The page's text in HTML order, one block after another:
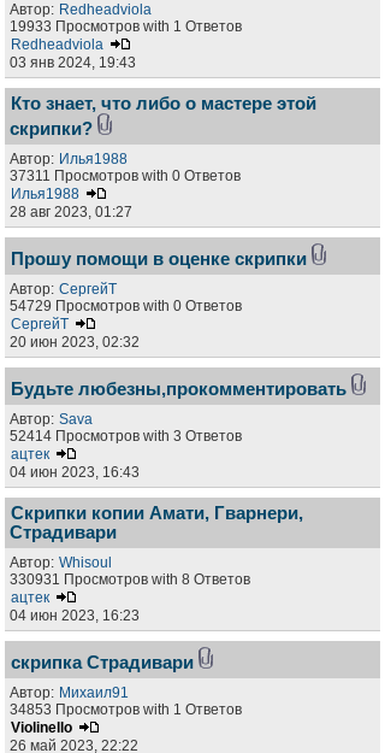
Автор: Redheadviola
19933 Просмотров with 1 Ответов
Redheadviola
03 янв 2024, 19:43
Кто знает, что либо о мастере этой
скрипки?
Автор: Илья1988
37311 Просмотров with 0 Ответов
Илья1988
28 авг 2023, 01:27
Прошу помощи в оценке скрипки
Автор: СергейТ
54729 Просмотров with 0 Ответов
СергейТ
20 июн 2023, 02:32
Будьте любезны,прокомментировать
Автор: Sava
52414 Просмотров with 3 Ответов
ацтек
04 июн 2023, 16:43
Скрипки копии Амати, Гварнери,
Страдивари
Автор: Whisoul
330931 Просмотров with 8 Ответов
ацтек
04 июн 2023, 16:23
скрипка Страдивари
Автор: Михаил91
34853 Просмотров with 1 Ответов
Violinello
26 май 2023, 22:22